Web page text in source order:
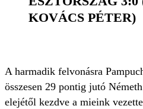
KOVÁCS PÉTER)
A harmadik felvonásra
összesen 29 pontig jutó
elejétől kezdve a mieink